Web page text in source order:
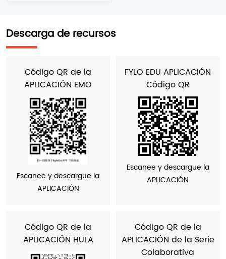
Descarga de recursos
Código QR de la
APLICACIÓN EMO
Escanee y descargue la
APLICACIÓN
FYLO EDU APLICACIÓN
Código QR
Escanee y descargue la
APLICACIÓN
Código QR de la
APLICACIÓN HULA
Código QR de la
APLICACIÓN de la Serie
Colaborativa